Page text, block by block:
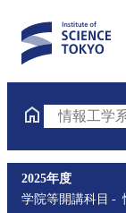
情報工学
2025年度
学院等開講科目